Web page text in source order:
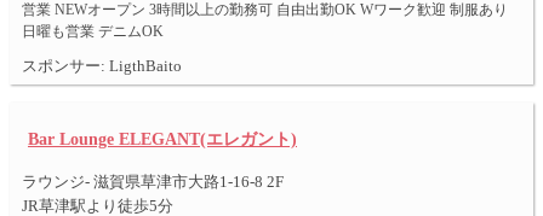
営業 NEWオープン 3時間以上の勤務可 自由出勤OK Wワーク歓迎 制服あり
日曜も営業 デニムOK
スポンサー: LigthBaito
Bar Lounge ELEGANT(エレガント)
ラウンジ- 滋賀県草津市大路1-16-8 2F
JR草津駅より徒歩5分